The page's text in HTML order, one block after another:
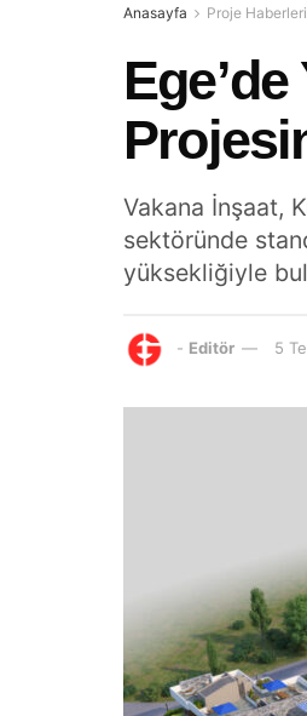
Anasayfa Proje Haberleri
Vakana İnşaat,
sektöründe
yüksekliğiyle
- Editör 5